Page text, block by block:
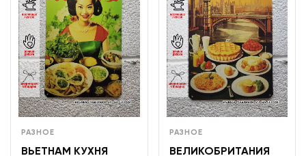
РАЗНОЕ
ВЬЕТНАМ КУХНЯ
РАЗНОЕ
ВЕЛИКОБРИТАНИЯ